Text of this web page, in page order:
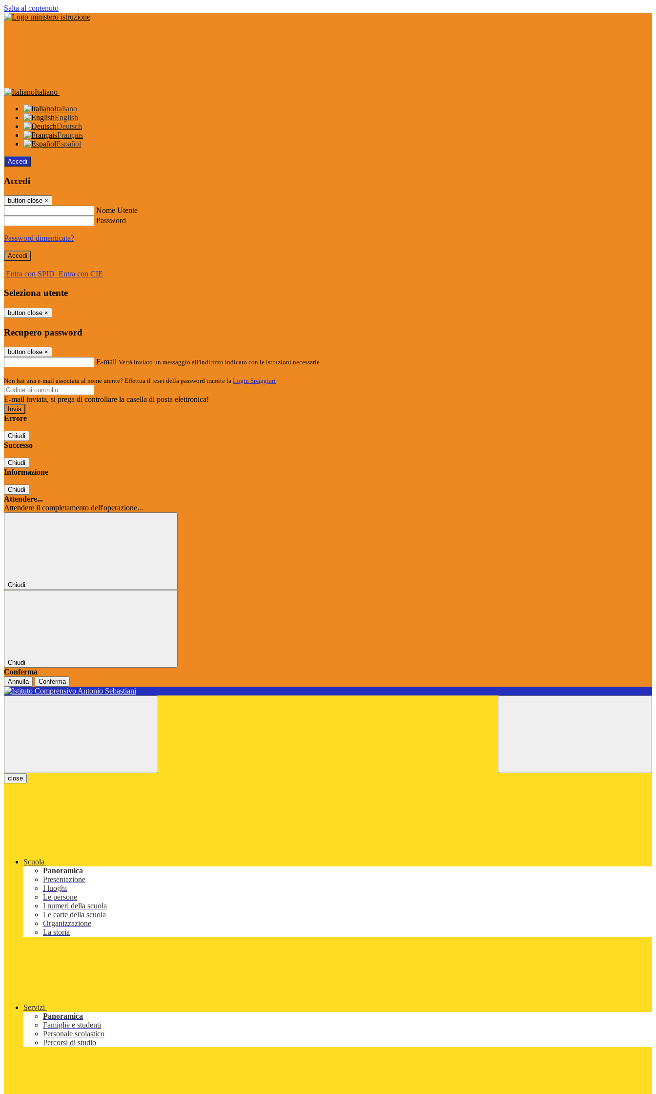
Salta al contenuto
Italiano
Italiano
English
Deutsch
Français
Español
Accedi
Accedi
button close ×
Nome Utente
Password
Password dimenticata?
-
Entra con SPID Entra con CIE
Seleziona utente
button close ×
Recupero password
button close ×
E-mail Verrà inviato un messaggio all'indirizzo indicato con le istruzioni necessarie.
Non hai una e-mail associata al nome utente? Effettua il reset della password tramite la Login Spaggiari
E-mail inviata, si prega di controllare la casella di posta elettronica!
Errore
Chiudi
Successo
Chiudi
Informazione
Chiudi
Attendere...
Attendere il completamento dell'operazione...
Chiudi
Chiudi
Conferma
Annulla Conferma
close
Scuola
Panoramica
Presentazione
I luoghi
Le persone
I numeri della scuola
Le carte della scuola
Organizzazione
La storia
Servizi
Panoramica
Famiglie e studenti
Personale scolastico
Percorsi di studio